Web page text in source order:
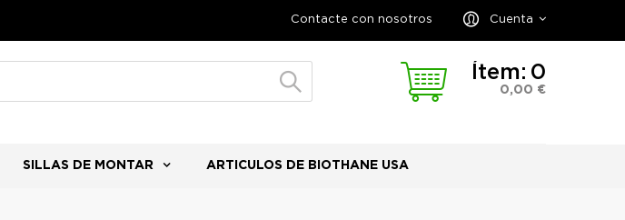
Cuenta
Contacte con nosotros
Ítem: 0
0,00 €
SILLAS DE MONTAR ARTICULOS DE BIOTHANE USA